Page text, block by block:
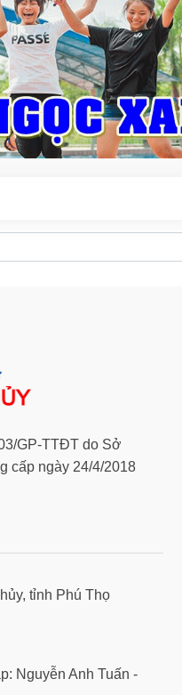
GP-TTĐT do Sở
cấp ngày 24/4/2018
tỉnh Phú Thọ
Nguyễn Anh Tuấn -